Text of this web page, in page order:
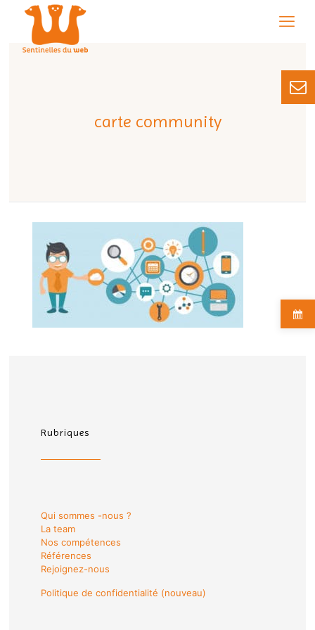
carte community
Rubriques
Qui sommes -nous ?
La team
Nos compétences
Références
Rejoignez-nous
Politique de confidentialité (nouveau)